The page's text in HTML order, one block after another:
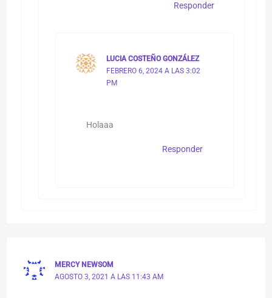
Responder
LUCIA COSTEÑO GONZÁLEZ
FEBRERO 6, 2024 A LAS 3:02
PM
Holaaa
Responder
MERCY NEWSOM
AGOSTO 3, 2021 A LAS 11:43 AM